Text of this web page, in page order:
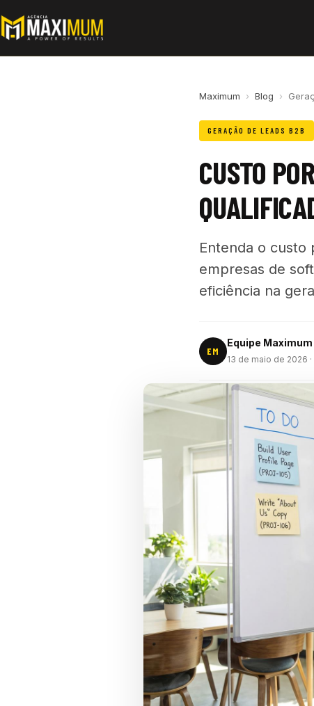
Maximum › Blog ›
GERAÇÃO DE LEADS B2B
CUSTO
Entenda o custo
empresas de
eficiência na
EM
Equipe Maximum
13 de maio de 2026